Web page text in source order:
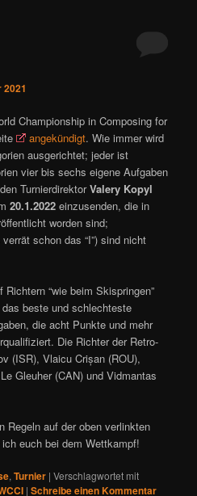
2021
Championship in Composing for
angekündigt. Wie immer wird
ausgerichtet; jeder ist
vier bis sechs eigene Aufgaben
TurnierdirektorValery Kopyl
20.1.2022 einzusenden, die in
worden sind;
schon das “I”) sind nicht
“wie beim Skispringen”
beste und schlechteste
die acht Punkte und mehr
Die Richter der Retro-
(ISR), Vlaicu Crișan (ROU),
Gleuher (CAN) und Vidmantas
Regeln auf der oben verlinkten
euch bei dem Wettkampf!
,Turnier |Verschlagwortet mit
|Schreibe einen Kommentar